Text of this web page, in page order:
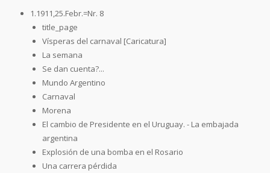
1.1911,25.Febr.=Nr. 8
title_page
Vísperas del carnaval [Caricatura]
La semana
Se dan cuenta?...
Mundo Argentino
Carnaval
Morena
El cambio de Presidente en el Uruguay. - La embajada
argentina
Explosión de una bomba en el Rosario
Una carrera pérdida